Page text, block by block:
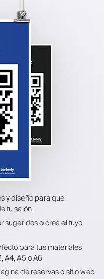
y diseño para que
tu salón
sugeridos o crea el tuyo
para tus materiales
A4, A5 o A6
de reservas o sitio web